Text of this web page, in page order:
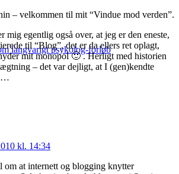
langvarigt psykolog-forløb
– velkommen til mit “Vindue mod verden”.
mig egentlig også over, at jeg er den eneste,
til “Blog”, det er da ellers ret oplagt,
mit monopol 🙂 . Herligt med historien
– det var dejligt, at I (gen)kendte
kl. 14:34
om at internett og blogging knytter